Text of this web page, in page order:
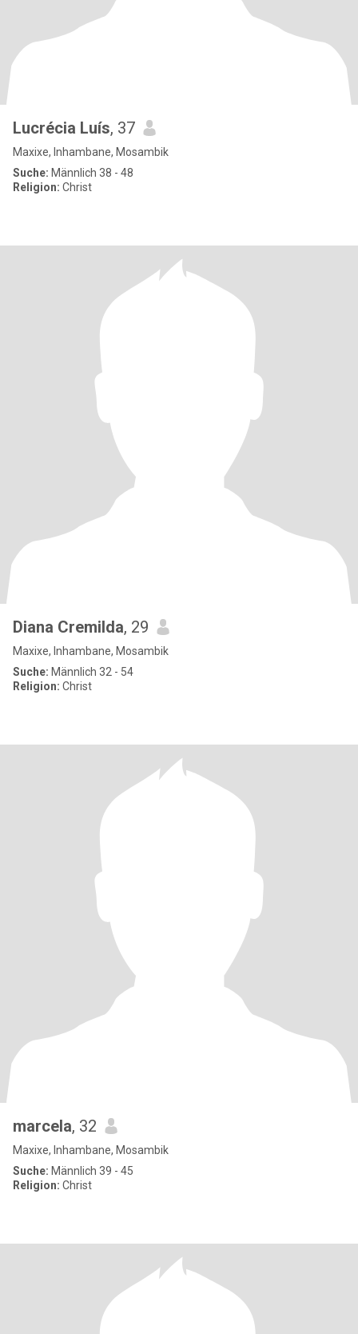
Lucrécia Luís, 37
Maxixe, Inhambane, Mosambik
Suche: Männlich 38 - 48
Religion: Christ
Diana Cremilda, 29
Maxixe, Inhambane, Mosambik
Suche: Männlich 32 - 54
Religion: Christ
marcela, 32
Maxixe, Inhambane, Mosambik
Suche: Männlich 39 - 45
Religion: Christ